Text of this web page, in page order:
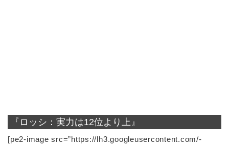
『ロッシ：実力は12位より上』
[pe2-image src=”https://lh3.googleusercontent.com/-